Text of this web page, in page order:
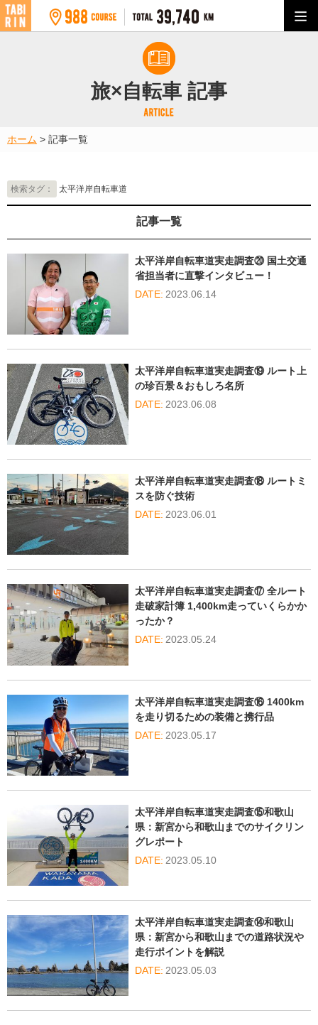
旅×自転車 記事
ホーム > 記事一覧
検索タグ： 太平洋岸自転車道
記事一覧
太平洋岸自転車道実走調査⑳ 国土交通
省担当者に直撃インタビュー！
2023.06.14
太平洋岸自転車道実走調査⑲ ルート上
の珍百景＆おもしろ名所
2023.06.08
太平洋岸自転車道実走調査⑱ ルートミ
スを防ぐ技術
2023.06.01
太平洋岸自転車道実走調査⑰ 全ルート
走破家計簿 1,400km走っていくらかか
ったか？
2023.05.24
太平洋岸自転車道実走調査⑯ 1400km
を走り切るための装備と携行品
2023.05.17
太平洋岸自転車道実走調査⑮和歌山
県：新宮から和歌山までのサイクリン
グレポート
2023.05.10
太平洋岸自転車道実走調査⑭和歌山
県：新宮から和歌山までの道路状況や
走行ポイントを解説
2023.05.03